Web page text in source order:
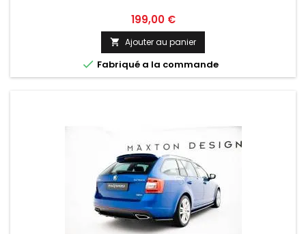
Prix
199,00 €
 Ajouter au panier
 Fabriqué a la commande